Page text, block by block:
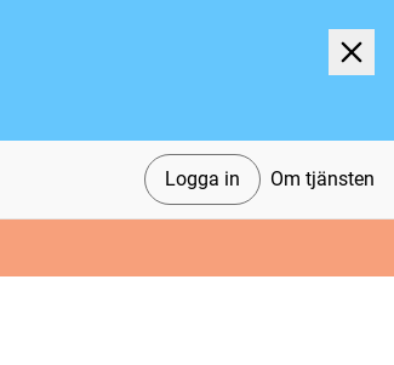
Logga in Om tjänsten